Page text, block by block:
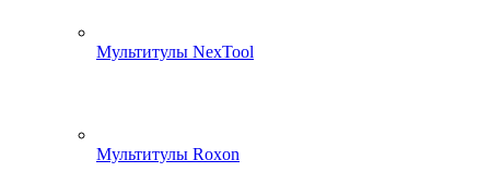
Мультитулы NexTool
Мультитулы Roxon